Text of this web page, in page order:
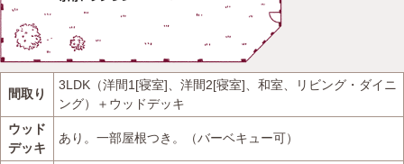
間取り
3LDK（洋間1[寝室]、洋間2[寝室]、和室、リビング・ダイニ
ング）＋ウッドデッキ
ウッド
デッキ
あり。一部屋根つき。（バーベキュー可）